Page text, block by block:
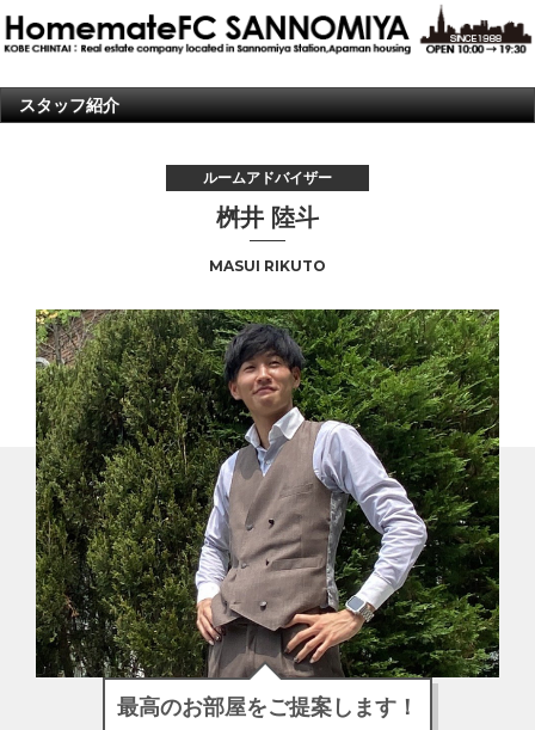
スタッフ紹介
ルームアドバイザー
桝井 陸斗
MASUI RIKUTO
最高のお部屋をご提案します！